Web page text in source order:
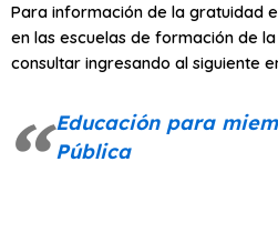
Para información de la gratuidad
en las escuelas de formación de
consultar ingresando al siguiente
Educación para
Pública